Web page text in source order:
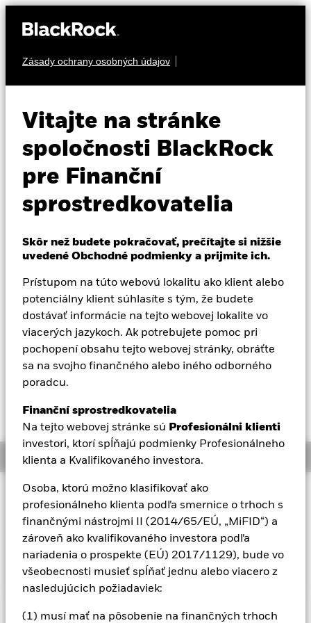
Zásady ochrany osobných údajov
Vitajte na stránke
spoločnosti BlackRock
pre Finanční
sprostredkovatelia
Skôr než budete pokračovať, prečítajte si nižšie
uvedené Obchodné podmienky a prijmite ich.
Prístupom na túto webovú lokalitu ako klient alebo
potenciálny klient súhlasíte s tým, že budete
dostávať informácie na tejto webovej lokalite vo
viacerých jazykoch. Ak potrebujete pomoc pri
pochopení obsahu tejto webovej stránky, obráťte
sa na svojho finančného alebo iného odborného
poradcu.
Finanční sprostredkovatelia
Na tejto webovej stránke sú Profesionálni klienti
investori, ktorí spĺňajú podmienky Profesionálneho
klienta a Kvalifikovaného investora.
Osoba, ktorú možno klasifikovať ako
profesionálneho klienta podľa smernice o trhoch s
finančnými nástrojmi II (2014/65/EÚ, „MiFID“) a
zároveň ako kvalifikovaného investora podľa
nariadenia o prospekte (EÚ) 2017/1129), bude vo
všeobecnosti musieť spĺňať jednu alebo viacero z
nasledujúcich požiadaviek:
(1) musí mať na pôsobenie na finančných trhoch
Vzdelávanie
Profesionálni investori
Slovakia
iShares
Aladdin
Naša spoločnosť
iShares Edge
MSCI Europe
Minimum
Volatility UCITS
EUR 75,21
52 WK: 65,30 - 75,42
EUR 0,15 (0,20%)
YTD: 9,88%
Overview
INVESTIČNÝ CIEĽ
Fond sa snaží sledovať výkonnosť indexu zloženého z
vybraných európskych spoločností, ktoré majú v súhrne nižšie
vlastnosti volatility v porovnaní so všeobecnejším európskym
akciovým trhom.
Dôležitá informácia: Rizikový kapitál. Hodnota investícií a